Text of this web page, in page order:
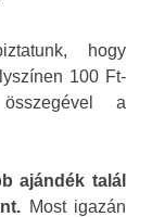
hogy
100 Ft-
a
ajándék talál
Most igazán